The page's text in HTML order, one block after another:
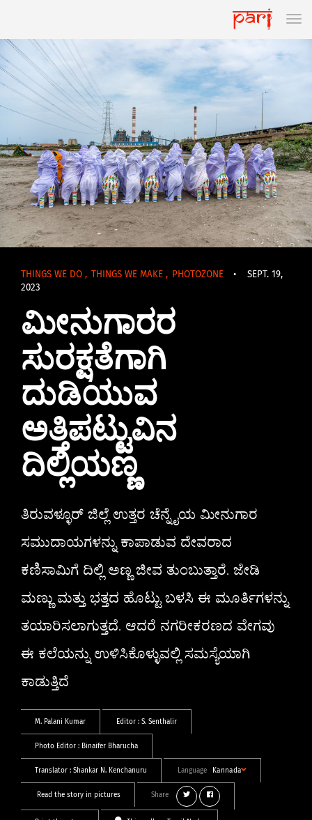
THINGS WE DO , THINGS WE MAKE , PHOTOZONE •
SEPT. 19,
2023
ಮೀನುಗಾರರ
ಸುರಕ್ಷತೆಗಾಗಿ
ದುಡಿಯುವ
ಅತ್ತಿಪಟ್ಟುವಿನ
ದಿಲ್ಲಿಯಣ್ಣ
ತಿರುವಳ್ಳೂರ್‌ ಜಿಲ್ಲೆ ಉತ್ತರ ಚೆನ್ನೈಯ ಮೀನುಗಾರ
ಸಮುದಾಯಗಳನ್ನು ಕಾಪಾಡುವ ದೇವರಾದ
ಕಣಿಸಾಮಿಗೆ ದಿಲ್ಲಿ ಅಣ್ಣ ಜೀವ ತುಂಬುತ್ತಾರೆ. ಜೇಡಿ
ಮಣ್ಣು ಮತ್ತು ಭತ್ತದ ಹೊಟ್ಟು ಬಳಸಿ ಈ ಮೂರ್ತಿಗಳನ್ನು
ತಯಾರಿಸಲಾಗುತ್ತದೆ. ಆದರೆ ನಗರೀಕರಣದ ವೇಗವು
ಈ ಕಲೆಯನ್ನು ಉಳಿಸಿಕೊಳ್ಳುವಲ್ಲಿ ಸಮಸ್ಯೆಯಾಗಿ
ಕಾಡುತ್ತಿದೆ
M. Palani Kumar Editor : S. Senthalir
Photo Editor : Binaifer Bharucha
Translator : Shankar N. Kenchanuru Language Kannada
Read the story in pictures Share